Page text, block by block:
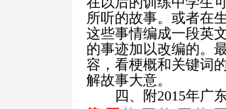
所听的故事。或者在
这些事情编成一段英
的事迹加以改编的。
容，看梗概和关键词
解故事大意。
四、附2015年广